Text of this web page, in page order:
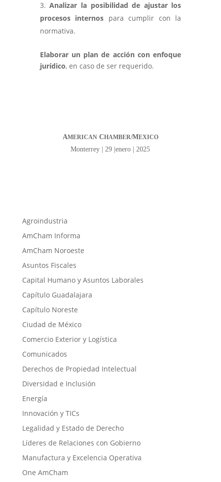
Analizar la posibilidad de ajustar los
procesos internos para cumplir con la
normativa.
Elaborar un plan de acción con enfoque
jurídico, en caso de ser requerido.
AMERICANCHAMBER/MEXICO
Monterrey | 29 |enero | 2025
Agroindustria
AmCham Informa
AmCham Noroeste
Asuntos Fiscales
Capital Humano y Asuntos Laborales
Capítulo Guadalajara
Capítulo Noreste
Ciudad de México
Comercio Exterior y Logística
Comunicados
Derechos de Propiedad Intelectual
Diversidad e Inclusión
Energía
Innovación y TICs
Legalidad y Estado de Derecho
Líderes de Relaciones con Gobierno
Manufactura y Excelencia Operativa
One AmCham